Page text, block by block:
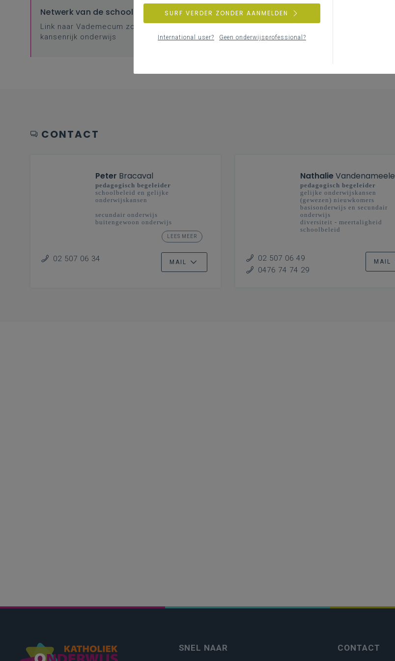
Netwerk van de school
Link naar Vademecum zorgbreed en
kansenrijk onderwijs
Inspirerend materiaal
brengen
CONTACT
Peter Bracaval
pedagogisch begeleider
schoolbeleid en gelijke
onderwijskansen
secundair onderwijs
buitengewoon onderwijs
Pedagogische begeleiding regio
LEES MEER
02 507 06 34 MAIL
NathalieVandenameele
pedagogisch begeleider
gelijke onderwijskansen
(gewezen) nieuwkomers
basisonderwijs en secundair
onderwijs
diversiteit - meertaligheid
schoolbeleid
02 507 06 49
0476 74 74 29
MAIL
SNEL NAAR CONTACT
SURF VERDER ZONDER AANMELDEN
International user? Geen onderwijsprofessional?